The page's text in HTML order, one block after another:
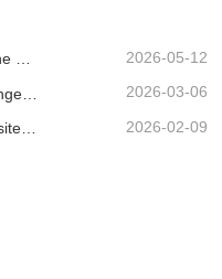
Une délégation conjointe algérienne de trois clients a inspecté notre machine à film 2026-05-12
2026-03-06
2026-02-09